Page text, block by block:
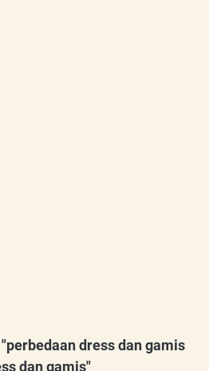
dress dan gamis
dan gamis"